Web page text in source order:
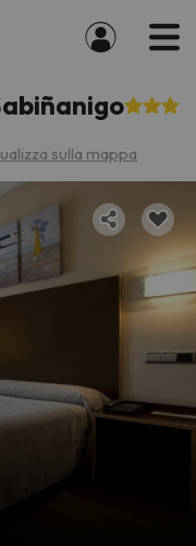
sulla mappa